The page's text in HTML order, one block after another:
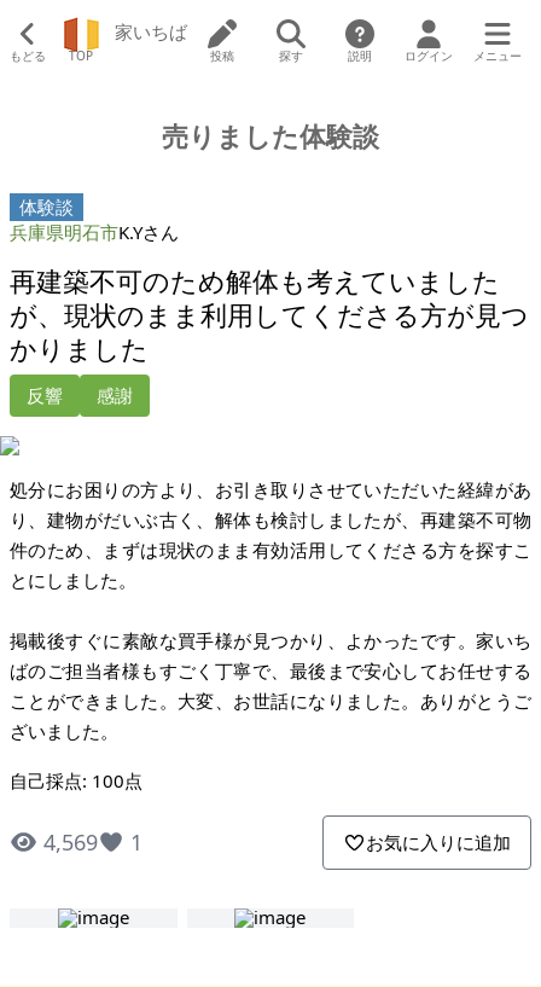
もどる TOP
家いちば
投稿 探す 説明 ログイン メニュー
売りました体験談
体験談
兵庫県明石市K.Yさん
再建築不可のため解体も考えていました
が、現状のまま利用してくださる方が見つ
かりました
反響 感謝
処分にお困りの方より、お引き取りさせていただいた経緯があ
り、建物がだいぶ古く、解体も検討しましたが、再建築不可物
件のため、まずは現状のまま有効活用してくださる方を探すこ
とにしました。
掲載後すぐに素敵な買手様が見つかり、よかったです。家いち
ばのご担当者様もすごく丁寧で、最後まで安心してお任せする
ことができました。大変、お世話になりました。ありがとうご
ざいました。
自己採点: 100点
4,569 1 お気に入りに追加